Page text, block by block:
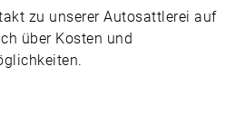
zu unserer Autosattlerei auf
über Kosten und